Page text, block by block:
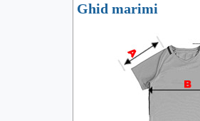
Ghid marimi